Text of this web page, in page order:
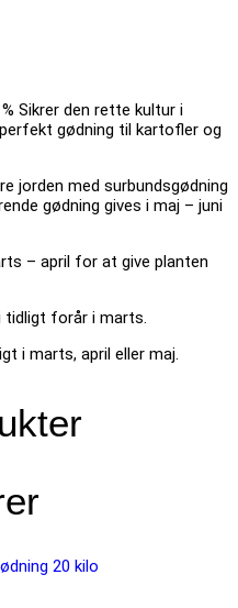
Sikrer den rette kultur i
gødning til kartofler og
jorden med surbundsgødning
gødning gives i maj – juni
– april for at give planten
tidligt forår i marts.
i marts, april eller maj.